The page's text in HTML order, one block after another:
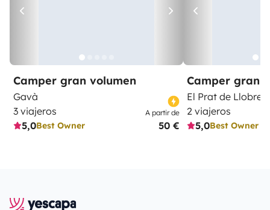
Camper gran volumen
Gavà
3 viajeros
5,0Best Owner
A partir de
50 €
Camper gran
El Prat de
2 viajeros
5,0Best Owner